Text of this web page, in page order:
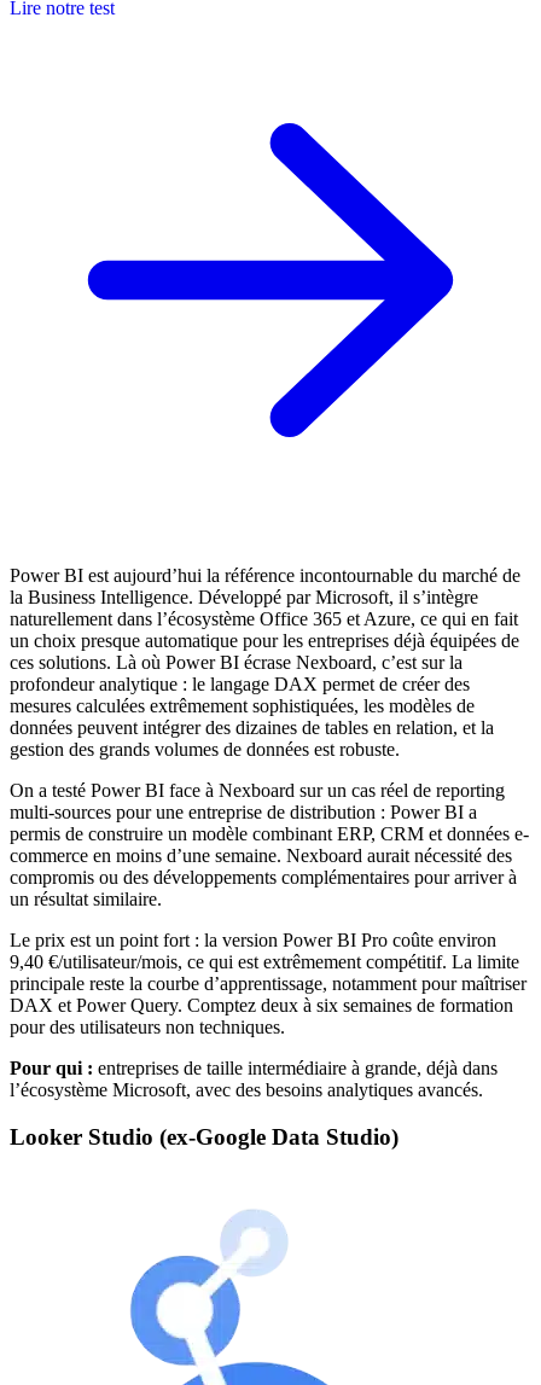
Lire notre test
Power BI est aujourd’hui la référence incontournable du marché de
la Business Intelligence. Développé par Microsoft, il s’intègre
naturellement dans l’écosystème Office 365 et Azure, ce qui en fait
un choix presque automatique pour les entreprises déjà équipées de
ces solutions. Là où Power BI écrase Nexboard, c’est sur la
profondeur analytique : le langage DAX permet de créer des
mesures calculées extrêmement sophistiquées, les modèles de
données peuvent intégrer des dizaines de tables en relation, et la
gestion des grands volumes de données est robuste.
On a testé Power BI face à Nexboard sur un cas réel de reporting
multi-sources pour une entreprise de distribution : Power BI a
permis de construire un modèle combinant ERP, CRM et données e-
commerce en moins d’une semaine. Nexboard aurait nécessité des
compromis ou des développements complémentaires pour arriver à
un résultat similaire.
Le prix est un point fort : la version Power BI Pro coûte environ
9,40 €/utilisateur/mois, ce qui est extrêmement compétitif. La limite
principale reste la courbe d’apprentissage, notamment pour maîtriser
DAX et Power Query. Comptez deux à six semaines de formation
pour des utilisateurs non techniques.
Pour qui : entreprises de taille intermédiaire à grande, déjà dans
l’écosystème Microsoft, avec des besoins analytiques avancés.
Looker Studio (ex-Google Data Studio)